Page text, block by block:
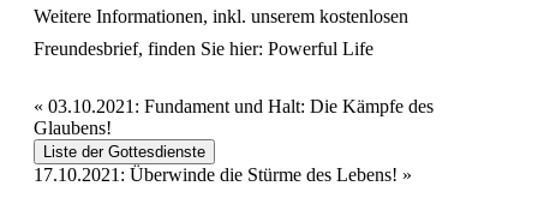
Weitere Informationen, inkl. unserem kostenlosen
Freundesbrief, finden Sie hier: Powerful Life
« 03.10.2021: Fundament und Halt: Die Kämpfe des
Glaubens!
Liste der Gottesdienste
17.10.2021: Überwinde die Stürme des Lebens! »